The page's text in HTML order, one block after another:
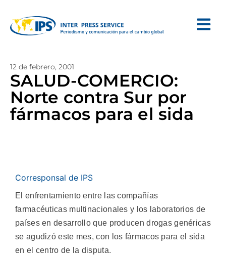
12 de febrero, 2001
SALUD-COMERCIO:
Norte contra Sur por
fármacos para el sida
Corresponsal de IPS
El enfrentamiento entre las compañías
farmacéuticas multinacionales y los laboratorios de
países en desarrollo que producen drogas genéricas
se agudizó este mes, con los fármacos para el sida
en el centro de la disputa.